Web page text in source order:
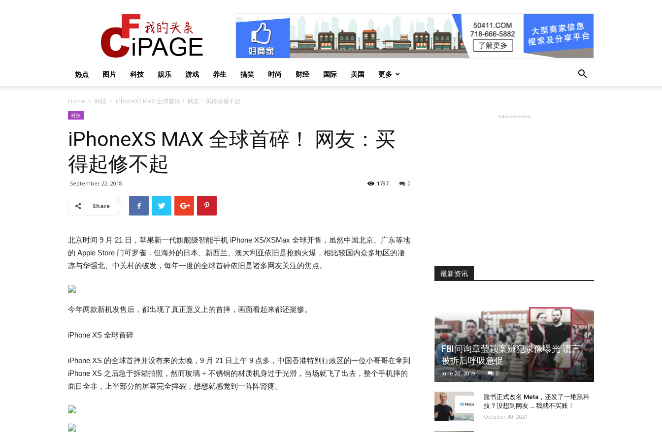
热点 图片 科技 娱乐 游戏 养生 搞笑 时尚 财经 国际 美国 更多
Home 科技 iPhoneXS MAX 全球首碎！ 网友：买得起修不起
科技
iPhoneXS MAX 全球首碎！ 网友：买
得起修不起
September 22, 2018 0
1797
Share
北京时间 9 月 21 日，苹果新一代旗舰级智能手机 iPhone XS/XSMax 全球开售，虽然中国北京、广东等地
的 Apple Store 门可罗雀，但海外的日本、新西兰、澳大利亚依旧是抢购火爆，相比较国内众多地区的凄
凉与华强北、中关村的破发，每年一度的全球首碎依旧是诸多网友关注的焦点。
今年两款新机发售后，都出现了真正意义上的首摔，画面看起来都还挺惨。
iPhone XS 全球首碎
iPhone XS 的全球首摔并没有来的太晚，9 月 21 日上午 9 点多，中国香港特别行政区的一位小哥哥在拿到
iPhone XS 之后急于拆箱拍照，然而玻璃 + 不锈钢的材质机身过于光滑，当场就飞了出去，整个手机摔的
面目全非，上半部分的屏幕完全摔裂，想想就感觉到一阵阵肾疼。
- Advertisement -
最新资讯
FBI问询章莹颖案嫌犯录像曝光 谎言
被拆后呼吸急促
June 20, 2019 0
脸书正式改名 Meta，还发了一堆黑科
技？没想到网友 … 我就不买账！
October 30, 2021